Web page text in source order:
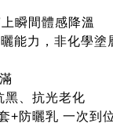
瞬間體感降溫
能力，非化學塗
黑、抗光老化
+防曬乳 一次到